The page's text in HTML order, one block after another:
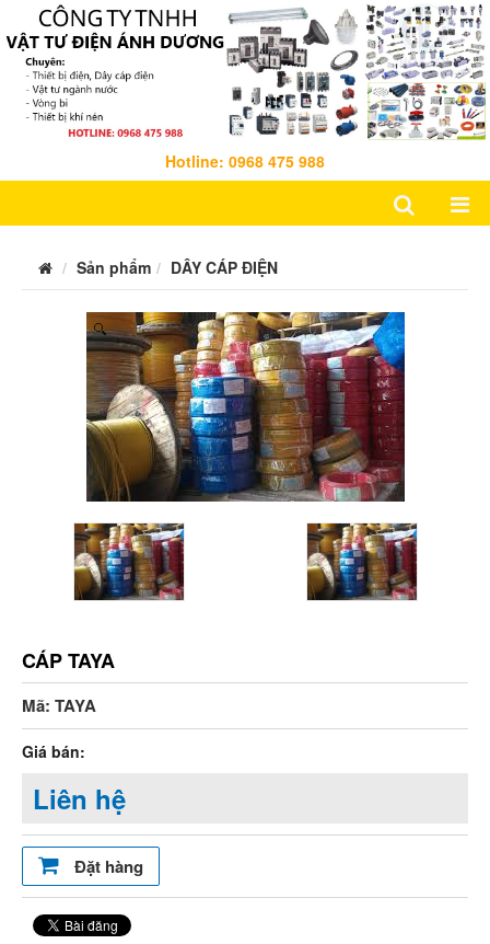
Hotline: 0968 475 988
Sản phẩm DÂY CÁP ĐIỆN
Zoom
CÁP TAYA
Mã: TAYA
Giá bán:
Liên hệ
Đặt hàng